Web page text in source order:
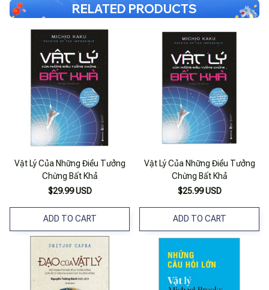
RELATED PRODUCTS
Vật Lý Của Những Điều Tưởng
Chừng Bất Khả
$29.99 USD
ADD TO CART
Vật Lý Của Những Điều Tưởng
Chừng Bất Khả
$25.99 USD
ADD TO CART